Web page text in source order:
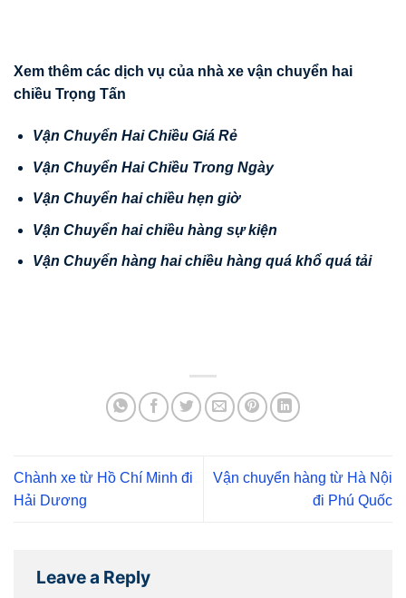
Xem thêm các d ịch vụ của nhà xe vận chuyển hai
chiều Trọng Tấn
Vận Chuyển Hai Chiều Giá Rẻ
Vận Chuyển Hai Chiều Trong Ngày
Vận Chuyển hai chiều hẹn giờ
Vận Chuyển hai chiều hàng sựkiện
Vận Chuyển hàng hai chiều hàng quá khổquá tải
Chành xe từ Hồ Chí Minh đi
Hải Dương
Vận chuyển hàng từ Hà Nội
đi Phú Quốc
Leave a Reply